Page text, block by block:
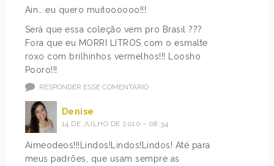
Ain… eu quero muitoooooo!!!
Será que essa coleção vem pro Brasil ???
Fora que eu MORRI LITROS com o esmalte
roxo com brilhinhos vermelhos!!! Loosho
Pooro!!!
RESPONDER ESSE COMENTÁRIO
Denise
14 DE JULHO DE 2010 - 08:34
Aimeodeos!!!Lindos!Lindos!Lindos! Até para
meus padrões, que usam sempre as